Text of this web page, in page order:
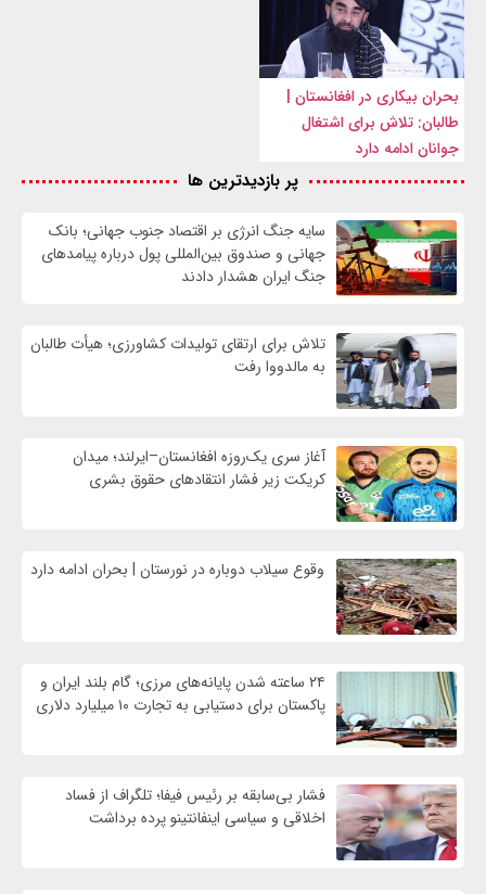
بحران بیکاری در افغانستان |
طالبان: تلاش برای اشتغال
جوانان ادامه دارد
پر بازدیدترین ها
سایه جنگ انرژی بر اقتصاد جنوب جهانی؛ بانک
جهانی و صندوق بین‌المللی پول درباره پیامدهای
جنگ ایران هشدار دادند
تلاش برای ارتقای تولیدات کشاورزی؛ هیأت طالبان
به مالدووا رفت
آغاز سری یک‌روزه افغانستان–ایرلند؛ میدان
کریکت زیر فشار انتقادهای حقوق بشری
وقوع سیلاب دوباره در نورستان | بحران ادامه دارد
۲۴ ساعته شدن پایانه‌های مرزی؛ گام بلند ایران و
پاکستان برای دستیابی به تجارت ۱۰ میلیارد دلاری
فشار بی‌سابقه بر رئیس فیفا؛ تلگراف از فساد
اخلاقی و سیاسی اینفانتینو پرده برداشت